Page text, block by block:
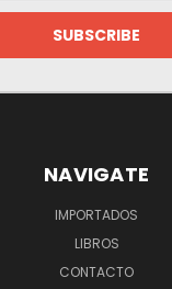
NAVIGATE
IMPORTADOS
LIBROS
CONTACTO